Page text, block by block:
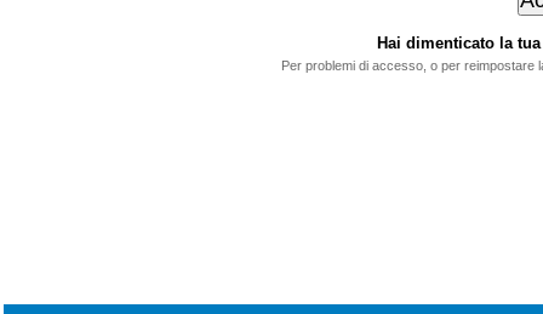
Hai dimenticato la
Per problemi di accesso, o per reimpostare